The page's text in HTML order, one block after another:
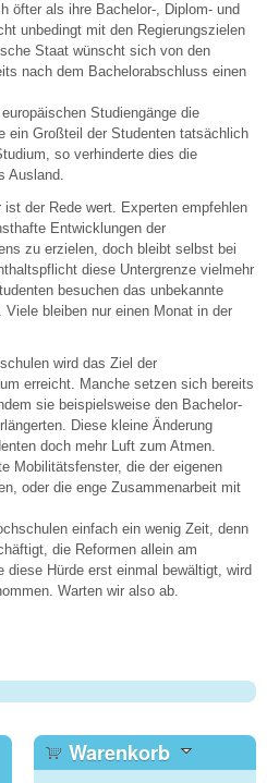
öfter als ihre Bachelor-, Diplom- und
unbedingt mit den Regierungszielen
Staat wünscht sich von den
nach dem Bachelorabschluss einen
Studiengänge die
ein Großteil der Studenten tatsächlich
so verhinderte dies die
Ausland.
der Rede wert. Experten empfehlen
Entwicklungen der
zu erzielen, doch bleibt selbst bei
diese Untergrenze vielmehr
besuchen das unbekannte
bleiben nur einen Monat in der
wird das Ziel der
erreicht. Manche setzen sich bereits
sie beispielsweise den Bachelor-
Diese kleine Änderung
doch mehr Luft zum Atmen.
Mobilitätsfenster, die der eigenen
oder die enge Zusammenarbeit mit
einfach ein wenig Zeit, denn
die Reformen allein am
diese Hürde erst einmal bewältigt, wird
Warten wir also ab.
Warenkorb